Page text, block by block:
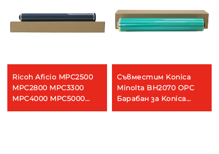
Ricoh Aficio MPC2500
MPC2800 MPC3300
MPC4000 MPC5000
MPC3500 MPC4500
Съвместим Konica
Minolta BH2070 OPC
Барабан за Konica
Minolta BIZHUB PRO